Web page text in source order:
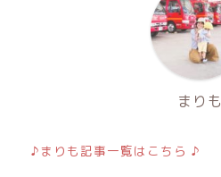
まりも
♪まりも記事一覧はこちら ♪